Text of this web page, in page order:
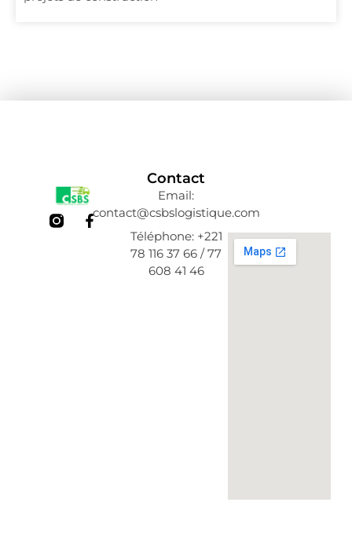
F
a
Contact
Email:
contact@csbslogistique.com
Téléphone: +221
78 116 37 66 / 77
608 41 46